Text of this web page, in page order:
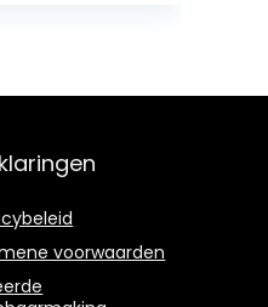
van 35-118
voorwaarden